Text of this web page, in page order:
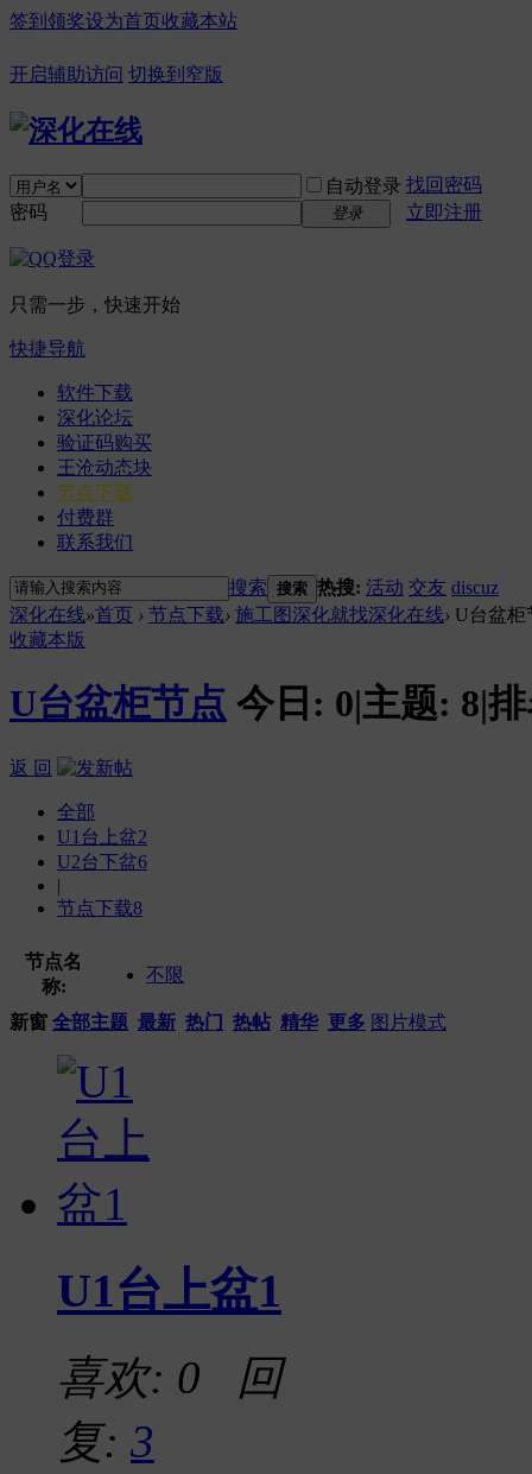
签到领奖设为首页收藏本站
开启辅助访问 切换到窄版
自动登录 找回密码
密码
登录 立即注册
只需一步，快速开始
快捷导航
软件下载
深化论坛
验证码购买
王沧动态块
节点下载
付费群
联系我们
搜索 搜索 热搜: 活动 交友 discuz
深化在线»首页 › 节点下载› 施工图深化就找深化在线› U台盆柜
收藏本版
U台盆柜节点 今日: 0|主题: 8|
返 回
全部
U1台上盆2
U2台下盆6
|
节点下载8
节点名
称:
不限
新窗 全部主题 最新 热门 热帖 精华 更多 图片模式
U1台上盆1
喜欢: 0 回
复: 3